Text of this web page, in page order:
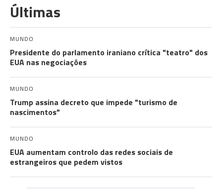
Últimas
MUNDO
Presidente do parlamento iraniano crítica "teatro" dos
EUA nas negociações
MUNDO
Trump assina decreto que impede "turismo de
nascimentos"
MUNDO
EUA aumentam controlo das redes sociais de
estrangeiros que pedem vistos